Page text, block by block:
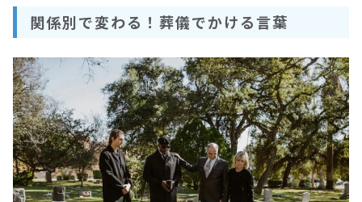
関係別で変わる！葬儀でかける言葉